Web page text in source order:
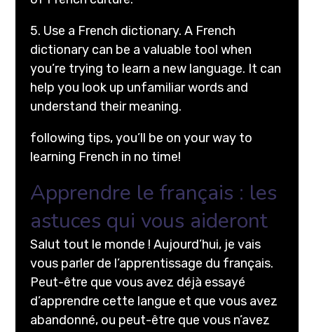
5. Use a French dictionary. A French
dictionary can be a valuable tool when
you’re trying to learn a new language. It can
help you look up unfamiliar words and
understand their meaning.
following tips, you’ll be on your way to
learning French in no time!
Apprendre le français : les
astuces qui vous aideront
Salut tout le monde ! Aujourd’hui, je vais
vous parler de l’apprentissage du français.
Peut-être que vous avez déjà essayé
d’apprendre cette langue et que vous avez
abandonné, ou peut-être que vous n’avez